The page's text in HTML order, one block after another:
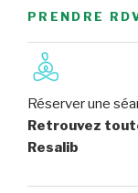
PRENDRE
Réserver une
Retrouvez
Resalib